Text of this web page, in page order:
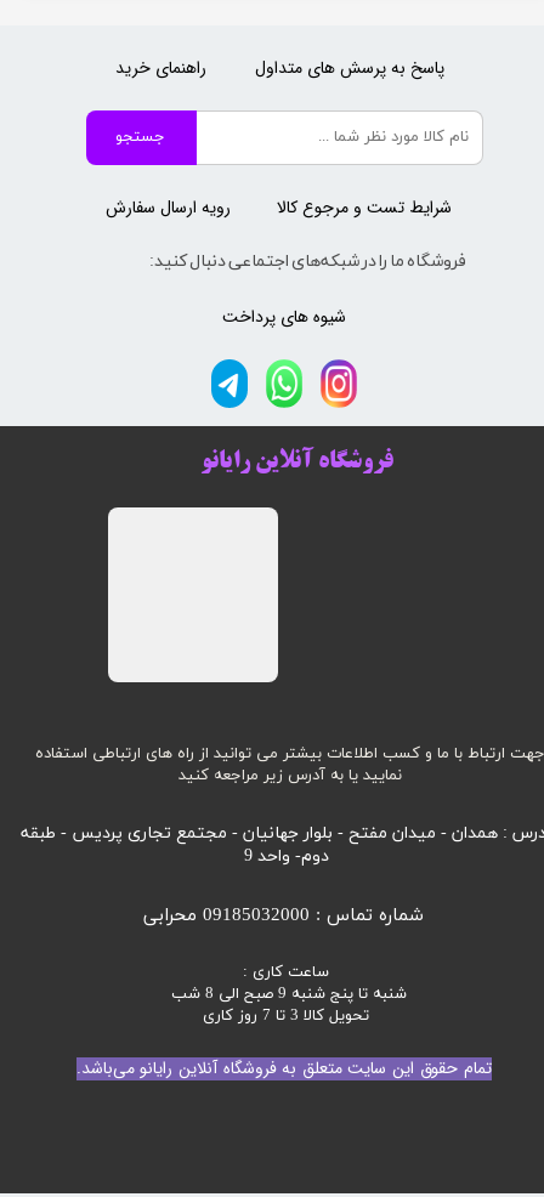
تمام حقوق این سایت متعلق به فروشگاه آنلاین رایانو می‌باشد.
جهت ارتباط با ما و کسب اطلاعات بیشتر می توانید از راه های ارتباطی استفاده
نمایید یا به آدرس زیر مراجعه کنید
: همدان - میدان مفتح - بلوار جهانیان - مجتمع تجاری پردیس - طبقه
دوم- واحد 9
ساعت کاری :
شنبه تا پنج شنبه 9 صبح الی 8 شب
تحویل کالا 3 تا 7 روز کاری
شماره تماس : 09185032000 محرابی
فروشگاه آنلاین رایانو
جستجو
فروشگاه ما را در شبکه‌های اجتماعی دنبال کنید:
رویه ارسال سفارش
راهنمای خرید
شیوه های پرداخت
پاسخ به پرسش های متداول
شرایط تست و مرجوع کالا